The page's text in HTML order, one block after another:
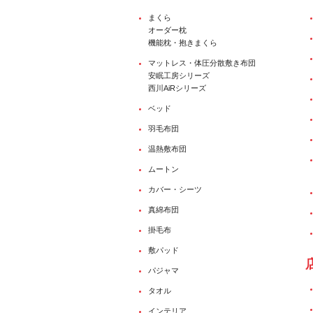
まくら
オーダー枕
機能枕・抱きまくら
マットレス・体圧分散敷き布団
安眠工房シリーズ
西川AiRシリーズ
ベッド
羽毛布団
温熱敷布団
ムートン
カバー・シーツ
真綿布団
掛毛布
敷パッド
パジャマ
タオル
インテリア